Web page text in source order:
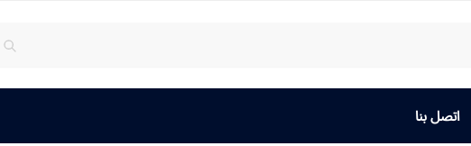
اتصل بنا